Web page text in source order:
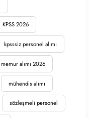
KPSS 2026
kpsssiz personel alımı
memur alımı 2026
mühendis alımı
sözleşmeli personel